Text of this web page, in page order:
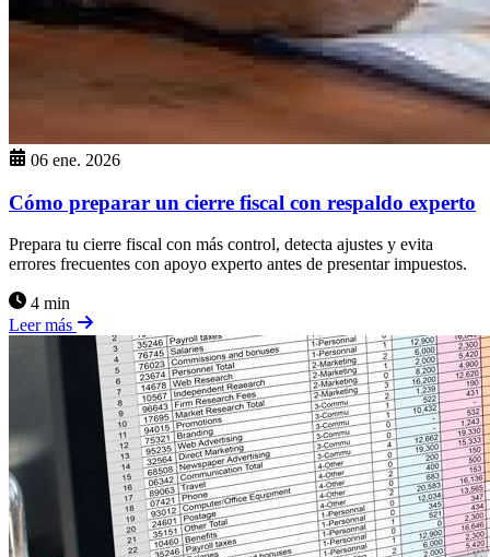
06 ene. 2026
Cómo preparar un cierre fiscal con respaldo experto
Prepara tu cierre fiscal con más control, detecta ajustes y evita
errores frecuentes con apoyo experto antes de presentar impuestos.
4 min
Leer más